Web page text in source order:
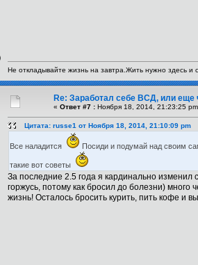
Не откладывайте жизнь на завтра.Жить нужно здесь и
Re: Заработал себе ВСД, или еще
« Ответ #7 : Ноября 18, 2014, 21:23:25
Цитата: russe1 от Ноября 18, 2014, 21:10:09 pm
Все наладится Посиди и подумай над своим
такие вот советы
За последние 2.5 года я кардинально изменил
горжусь, потому как бросил до болезни)
жизнь! Осталось бросить курить, пить кофе и